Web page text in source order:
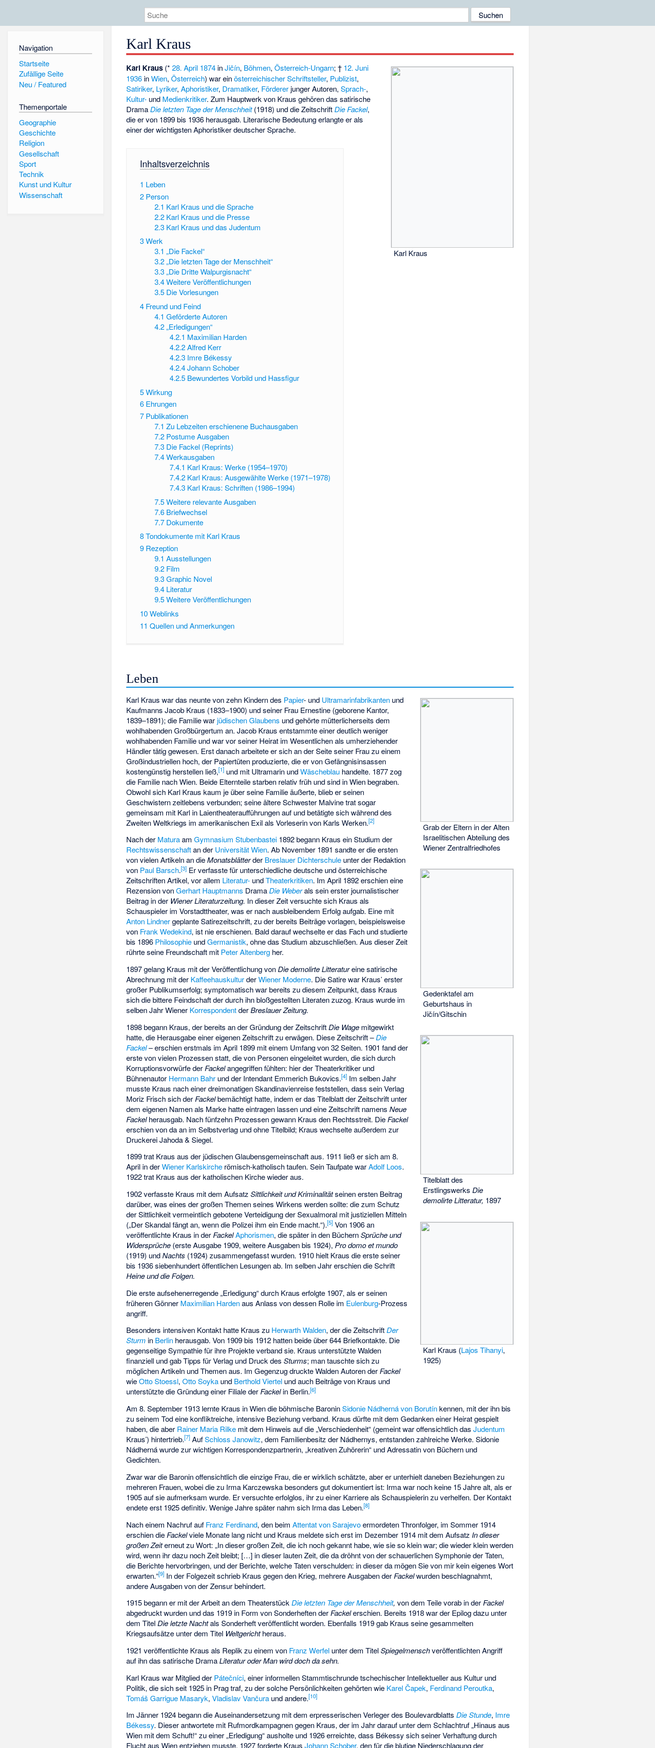
Navigation
Startseite
Zufällige Seite
Neu / Featured
Themenportale
Geographie
Geschichte
Religion
Gesellschaft
Sport
Technik
Kunst und Kultur
Wissenschaft
Karl Kraus
Karl Kraus
Karl Kraus (*28. April 1874 inJičín, Böhmen,Österreich-Ungarn; † 12. Juni
1936 inWien,Österreich) war einösterreichischer Schriftsteller, Publizist,
Satiriker, Lyriker,Aphoristiker, Dramatiker, Förderer junger Autoren,Sprach-,
Kultur- und Medienkritiker. Zum Hauptwerk von Kraus gehören das satirische
DramaDie letzten Tage der Menschheit(1918) und die ZeitschriftDie Fackel,
die er von 1899 bis 1936 herausgab. Literarische Bedeutung erlangte er als
einer der wichtigsten Aphoristiker deutscher Sprache.
Inhaltsverzeichnis
1 Leben
2 Person
2.1 Karl Kraus und die Sprache
2.2 Karl Kraus und die Presse
2.3 Karl Kraus und das Judentum
3Werk
3.1 „Die Fackel“
3.2 „Die letzten Tage der Menschheit“
3.3 „Die Dritte Walpurgisnacht“
3.4 Weitere Veröffentlichungen
3.5 Die Vorlesungen
4 Freund und Feind
4.1 Geförderte Autoren
4.2 „Erledigungen“
4.2.1 Maximilian Harden
4.2.2 Alfred Kerr
4.2.3 Imre Békessy
4.2.4 Johann Schober
4.2.5 Bewundertes Vorbild und Hassfigur
5Wirkung
6 Ehrungen
7 Publikationen
7.1 Zu Lebzeiten erschienene Buchausgaben
7.2 Postume Ausgaben
7.3 Die Fackel (Reprints)
7.4 Werkausgaben
7.4.1 Karl Kraus: Werke (1954–1970)
7.4.2 Karl Kraus: Ausgewählte Werke (1971–1978)
7.4.3 Karl Kraus: Schriften (1986–1994)
7.5 Weitere relevante Ausgaben
7.6 Briefwechsel
7.7 Dokumente
8Tondokumente mit Karl Kraus
9 Rezeption
9.1 Ausstellungen
9.2 Film
9.3 Graphic Novel
9.4 Literatur
9.5 Weitere Veröffentlichungen
10Weblinks
11 Quellen und Anmerkungen
Leben
Grab der Eltern in der Alten
Israelitischen Abteilung des
Wiener Zentralfriedhofes
Gedenktafel am
Geburtshaus in
Jičín/Gitschin
Titelblatt des
ErstlingswerksDie
demolirte Litteratur, 1897
Karl Kraus (Lajos Tihanyi,
1925)
Karl Kraus war das neunte von zehn Kindern des Papier- und Ultramarinfabrikanten und
Kaufmanns Jacob Kraus (1833–1900) und seiner Frau Ernestine (geborene Kantor,
1839–1891); die Familie war jüdischen Glaubens und gehörte mütterlicherseits dem
wohlhabenden Großbürgertum an. Jacob Kraus entstammte einer deutlich weniger
wohlhabenden Familie und war vor seiner Heirat im Wesentlichen als umherziehender
Händler tätig gewesen. Erst danach arbeitete er sich an der Seite seiner Frau zu einem
Großindustriellen hoch, der Papiertüten produzierte, die er von Gefängnisinsassen
kostengünstig herstellen ließ,[1] und mit Ultramarin undWäscheblau handelte. 1877 zog
die Familie nach Wien. Beide Elternteile starben relativ früh und sind in Wien begraben.
Obwohl sich Karl Kraus kaum je über seine Familie äußerte, blieb er seinen
Geschwistern zeitlebens verbunden; seine ältere Schwester Malvine trat sogar
gemeinsam mit Karl in Laientheateraufführungen auf und betätigte sich während des
Zweiten Weltkriegs im amerikanischen Exil als Vorleserin von Karls Werken.[2]
Nach der MaturaamGymnasium Stubenbastei 1892 begann Kraus ein Studium der
Rechtswissenschaftan der Universität Wien. Ab November 1891 sandte er die ersten
von vielen Artikeln an dieMonatsblätterder Breslauer Dichterschule unter der Redaktion
von Paul Barsch.[3] Er verfasste für unterschiedliche deutsche und österreichische
Zeitschriften Artikel, vor allem Literatur- undTheaterkritiken. Im April 1892 erschien eine
Rezension vonGerhart Hauptmanns DramaDie Weberals sein erster journalistischer
Beitrag in der Wiener Literaturzeitung. In dieser Zeit versuchte sich Kraus als
Schauspieler im Vorstadttheater, was er nach ausbleibendem Erfolg aufgab. Eine mit
Anton Lindnergeplante Satirezeitschrift, zu der bereits Beiträge vorlagen, beispielsweise
von Frank Wedekind, ist nie erschienen. Bald darauf wechselte er das Fach und studierte
bis 1896 Philosophie undGermanistik, ohne das Studium abzuschließen. Aus dieser Zeit
rührte seine Freundschaft mit Peter Altenberg her.
1897 gelang Kraus mit der Veröffentlichung vonDie demolirte Litteratureine satirische
Abrechnung mit der KaffeehauskulturderWiener Moderne. Die Satire war Kraus’ erster
großer Publikumserfolg; symptomatisch war bereits zu diesem Zeitpunkt, dass Kraus
sich die bittere Feindschaft der durch ihn bloßgestellten Literaten zuzog. Kraus wurde im
selben Jahr Wiener KorrespondentderBreslauer Zeitung.
1898 begann Kraus, der bereits an der Gründung der ZeitschriftDie Wage mitgewirkt
hatte, die Herausgabe einer eigenen Zeitschrift zu erwägen. Diese Zeitschrift –Die
Fackel– erschien erstmals im April 1899 mit einem Umfang von 32 Seiten. 1901 fand der
erste von vielen Prozessen statt, die von Personen eingeleitet wurden, die sich durch
Korruptionsvorwürfe der Fackelangegriffen fühlten: hier der Theaterkritiker und
Bühnenautor Hermann Bahr und der Intendant Emmerich Bukovics.[4] Im selben Jahr
musste Kraus nach einer dreimonatigen Skandinavienreise feststellen, dass sein Verlag
Moriz Frisch sich der Fackelbemächtigt hatte, indem er das Titelblatt der Zeitschrift unter
dem eigenen Namen als Marke hatte eintragen lassen und eine Zeitschrift namensNeue
Fackelherausgab. Nach fünfzehn Prozessen gewann Kraus den Rechtsstreit. Die Fackel
erschien von da an im Selbstverlag und ohne Titelbild; Kraus wechselte außerdem zur
Druckerei Jahoda & Siegel.
1899 trat Kraus aus der jüdischen Glaubensgemeinschaft aus. 1911 ließ er sich am 8.
April in derWiener Karlskirche römisch-katholisch taufen. Sein Taufpate warAdolf Loos.
1922 trat Kraus aus der katholischen Kirche wieder aus.
1902 verfasste Kraus mit dem AufsatzSittlichkeit und Kriminalitätseinen ersten Beitrag
darüber, was eines der großen Themen seines Wirkens werden sollte: die zum Schutz
der Sittlichkeit vermeintlich gebotene Verteidigung der Sexualmoral mit justiziellen Mitteln
(„Der Skandal fängt an, wenn die Polizei ihm ein Ende macht.“).[5] Von 1906 an
veröffentlichte Kraus in der FackelAphorismen, die später in den BüchernSprüche und
Widersprüche (erste Ausgabe 1909, weitere Ausgaben bis 1924), Pro domo et mundo
(1919) undNachts (1924) zusammengefasst wurden. 1910 hielt Kraus die erste seiner
bis 1936 siebenhundert öffentlichen Lesungen ab. Im selben Jahr erschien die Schrift
Heine und die Folgen.
Die erste aufsehenerregende „Erledigung“ durch Kraus erfolgte 1907, als er seinen
früheren Gönner Maximilian Hardenaus Anlass von dessen Rolle im Eulenburg-Prozess
angriff.
Besonders intensiven Kontakt hatte Kraus zu Herwarth Walden, der die ZeitschriftDer
Sturm in Berlin herausgab. Von 1909 bis 1912 hatten beide über 644 Briefkontakte. Die
gegenseitige Sympathie für ihre Projekte verband sie. Kraus unterstützte Walden
finanziell und gab Tipps für Verlag und Druck desSturms; man tauschte sich zu
möglichen Artikeln und Themen aus. Im Gegenzug druckte Walden Autoren derFackel
wieOtto Stoessl,Otto Soyka und Berthold Viertel und auch Beiträge von Kraus und
unterstützte die Gründung einer Filiale derFackelin Berlin.[6]
Am 8. September 1913 lernte Kraus in Wien die böhmische BaroninSidonie Nádherná von Borutínkennen, mit der ihn bis
zu seinem Tod eine konfliktreiche, intensive Beziehung verband. Kraus dürfte mit dem Gedanken einer Heirat gespielt
haben, die aber Rainer Maria Rilke mit dem Hinweis auf die „Verschiedenheit“ (gemeint war offensichtlich dasJudentum
Kraus’) hintertrieb.[7] AufSchloss Janowitz, dem Familienbesitz der Nádhernys, entstanden zahlreiche Werke. Sidonie
Nádherná wurde zur wichtigen Korrespondenzpartnerin, „kreativen Zuhörerin“ und Adressatin von Büchern und
Gedichten.
Zwar war die Baronin offensichtlich die einzige Frau, die er wirklich schätzte, aber er unterhielt daneben Beziehungen zu
mehreren Frauen, wobei die zu Irma Karczewska besonders gut dokumentiert ist: Irma war noch keine 15 Jahre alt, als er
1905 auf sie aufmerksam wurde. Er versuchte erfolglos, ihr zu einer Karriere als Schauspielerin zu verhelfen. Der Kontakt
endete erst 1925 definitiv. Wenige Jahre später nahm sich Irma das Leben.[8]
Nach einem Nachruf auf Franz Ferdinand, den beimAttentat von Sarajevoermordeten Thronfolger, im Sommer 1914
erschien die Fackelviele Monate lang nicht und Kraus meldete sich erst im Dezember 1914 mit dem Aufsatz In dieser
großen Zeiterneut zu Wort: „In dieser großen Zeit, die ich noch gekannt habe, wie sie so klein war; die wieder klein werden
wird, wenn ihr dazu noch Zeit bleibt; […] in dieser lauten Zeit, die da dröhnt von der schauerlichen Symphonie der Taten,
die Berichte hervorbringen, und der Berichte, welche Taten verschulden: in dieser da mögen Sie von mir kein eigenes Wort
erwarten.“[9] In der Folgezeit schrieb Kraus gegen den Krieg, mehrere Ausgaben der Fackelwurden beschlagnahmt,
andere Ausgaben von der Zensur behindert.
1915 begann er mit der Arbeit an dem TheaterstückDie letzten Tage der Menschheit, von dem Teile vorab in der Fackel
abgedruckt wurden und das 1919 in Form von Sonderheften der Fackelerschien. Bereits 1918 war der Epilog dazu unter
dem TitelDie letzte Nachtals Sonderheft veröffentlicht worden. Ebenfalls 1919 gab Kraus seine gesammelten
Kriegsaufsätze unter dem Titel Weltgerichtheraus.
1921 veröffentlichte Kraus als Replik zu einem von Franz Werfel unter dem TitelSpiegelmenschveröffentlichten Angriff
auf ihn das satirische DramaLiteratur oder Man wird doch da sehn.
Karl Kraus war Mitglied der Pátečníci, einer informellen Stammtischrunde tschechischer Intellektueller aus Kultur und
Politik, die sich seit 1925 in Prag traf, zu der solche Persönlichkeiten gehörten wie Karel Čapek, Ferdinand Peroutka,
Tomáš Garrigue Masaryk,Vladislav Vančura und andere.[10]
Im Jänner 1924 begann die Auseinandersetzung mit dem erpresserischen Verleger des BoulevardblattsDie Stunde, Imre
Békessy. Dieser antwortete mit Rufmordkampagnen gegen Kraus, der im Jahr darauf unter dem Schlachtruf „Hinaus aus
Wien mit dem Schuft!“ zu einer „Erledigung“ ausholte und 1926 erreichte, dass Békessy sich seiner Verhaftung durch
Flucht aus Wien entziehen musste. 1927 forderte KrausJohann Schober, den für die blutige Niederschlagung der